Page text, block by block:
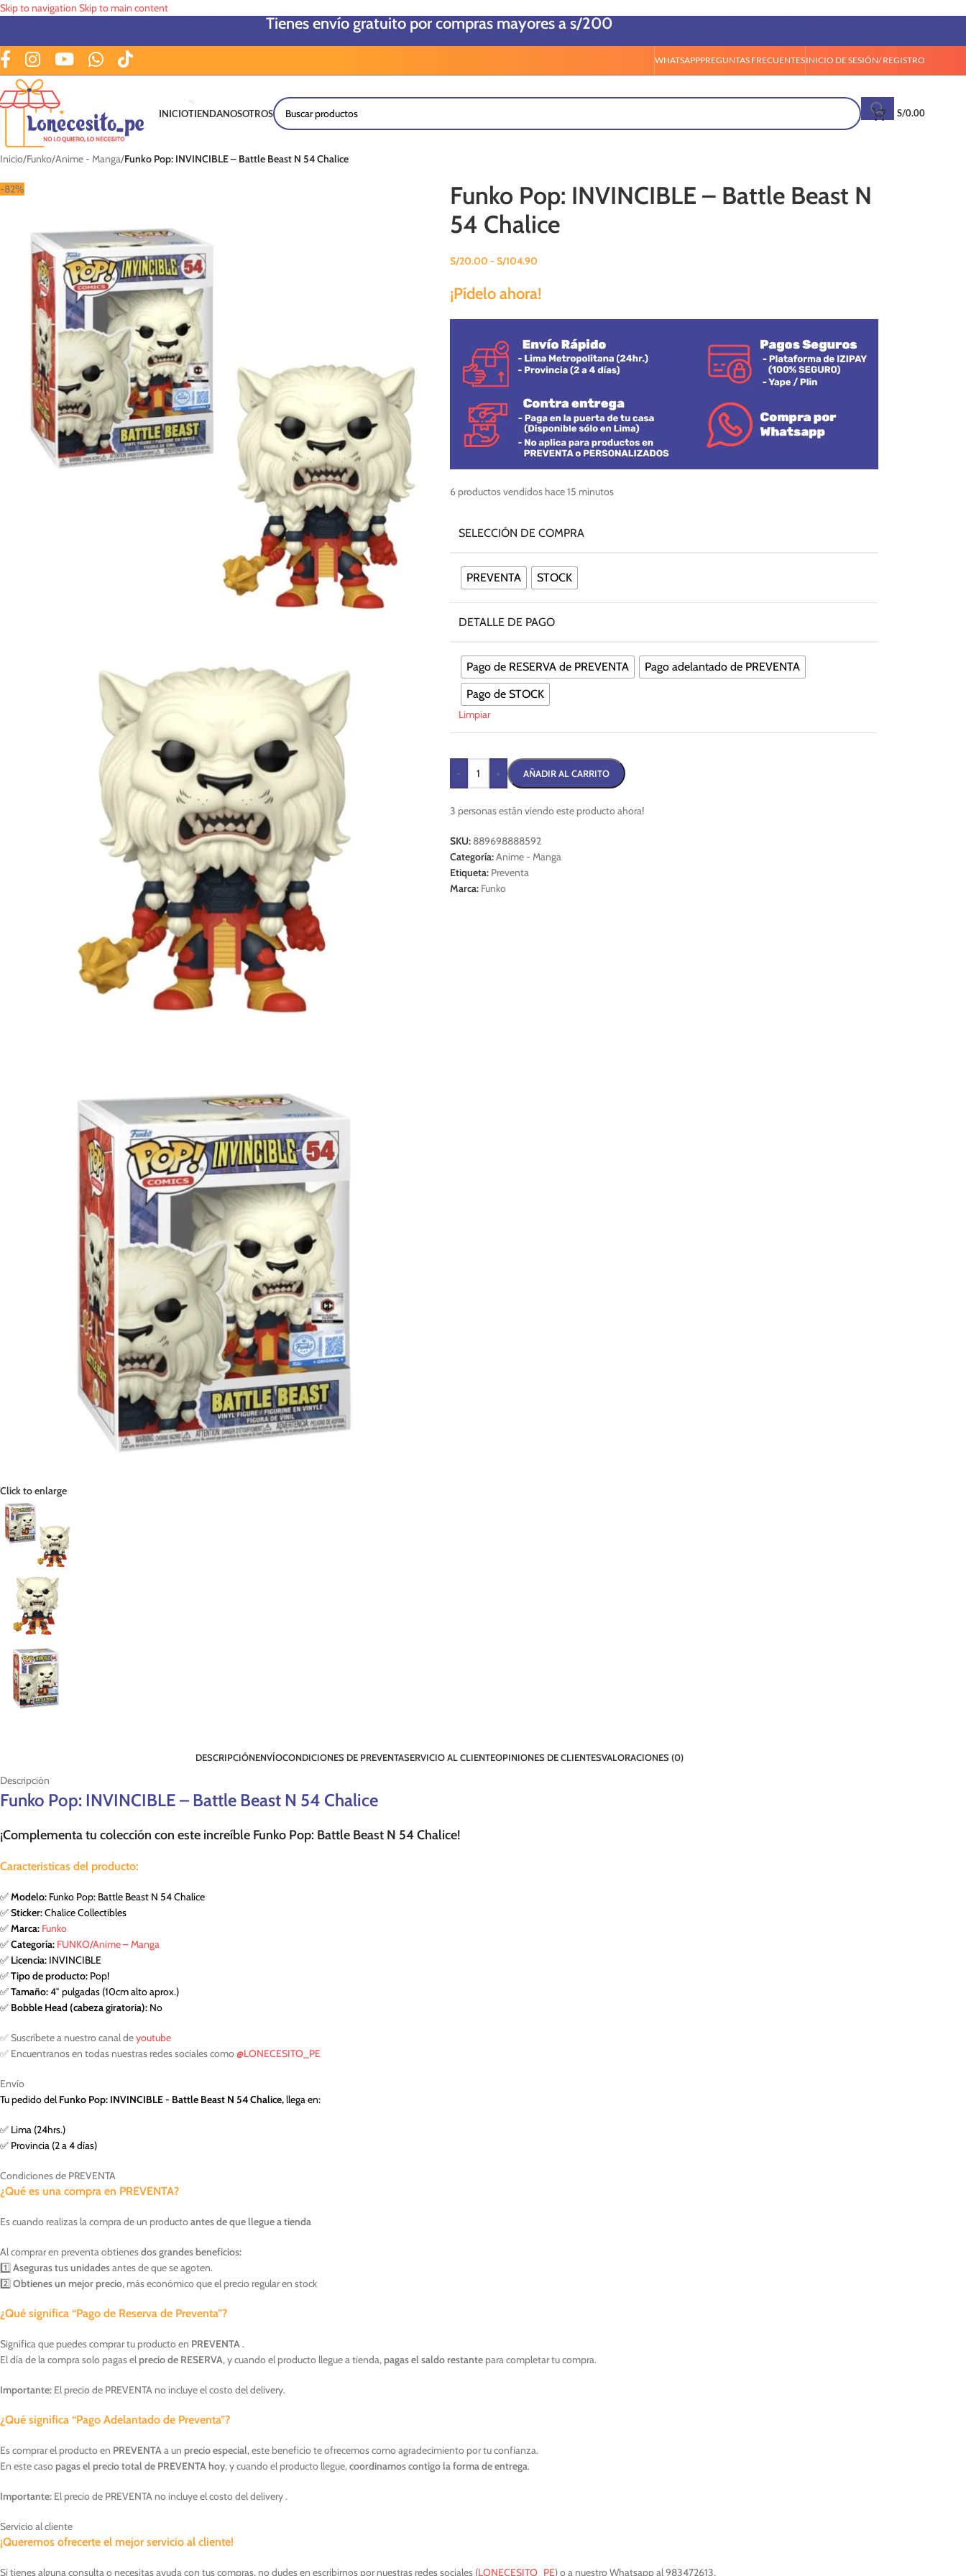
Skip to navigation Skip to main content
Tienes envío gratuito por compras mayores a s/200
WHATSAPPPREGUNTAS FRECUENTESINICIO DE SESIÓN/ REGISTRO
INICIOTIENDANOSOTROS S/0.00
Inicio/Funko/Anime - Manga/Funko Pop: INVINCIBLE – Battle Beast N 54 Chalice
-82%
Click to enlarge
Funko Pop: INVINCIBLE – Battle Beast N
54 Chalice
S/20.00 - S/104.90
¡Pídelo ahora!
6 productos vendidos hace 15 minutos
SELECCIÓN DE COMPRA
PREVENTA STOCK
DETALLE DE PAGO
Pago de RESERVA de PREVENTA
Pago adelantado de PREVENTA
Pago de STOCK
Limpiar
- + AÑADIR AL CARRITO
3 personas están viendo este producto ahora!
SKU: 889698888592
Categoría:Anime - Manga
Etiqueta: Preventa
Marca: Funko
DESCRIPCIÓNENVÍOCONDICIONES DE PREVENTASERVICIO AL CLIENTEOPINIONES DE CLIENTESVALORACIONES (0)
Descripción
Funko Pop: INVINCIBLE – Battle Beast N 54 Chalice
¡Complementa tu colección con este increíble Funko Pop: Battle Beast N 54 Chalice!
Caracteristicas del producto:
✅Modelo: Funko Pop: Battle Beast N 54 Chalice
✅Sticker:Chalice Collectibles
✅Marca: Funko
✅Categoría: FUNKO/Anime – Manga
✅ Licencia: INVINCIBLE
✅Tipo de producto: Pop!
✅Tamaño:4″ pulgadas (10cm alto aprox.)
✅ Bobble Head (cabeza giratoria): No
✅ Suscríbete a nuestro canal deyoutube
✅ Encuentranos en todas nuestras redes sociales como@LONECESITO_PE
Envío
Tu pedido delFunko Pop: INVINCIBLE - Battle Beast N 54 Chalice,llega en:
✅ Lima (24hrs.)
✅ Provincia (2 a 4 días)
Condiciones de PREVENTA
¿Qué es una compra en PREVENTA?
Es cuando realizas la compra de un productoantes de que llegue a tienda
Al comprar en preventa obtienesdos grandes beneficios:
1️⃣ Aseguras tus unidadesantes de que se agoten.
2️⃣ Obtienes un mejor precio, más económico que el precio regular en stock
¿Qué significa “Pago de Reserva de Preventa”?
Significa que puedes comprar tu producto en PREVENTA.
El día de la compra solo pagas elprecio de RESERVA, y cuando el producto llegue a tienda,pagas el saldo restante para completar tu compra.
Importante: El precio de PREVENTA no incluye el costo del delivery.
¿Qué significa “Pago Adelantado de Preventa”?
Es comprar el producto en PREVENTAa un precio especial,este beneficio te ofrecemos como agradecimiento por tu confianza.
En este casopagas el precio total de PREVENTA hoy, y cuando el producto llegue,coordinamos contigo la forma de entrega.
Importante: El precio de PREVENTA no incluye el costo del delivery .
Servicio al cliente
¡Queremos ofrecerte el mejor servicio al cliente!
Si tienes alguna consulta o necesitas ayuda con tus compras, no dudes en escribirnos por nuestras redes sociales (LONECESITO_PE) o a nuestro Whatsapp al 983472613.